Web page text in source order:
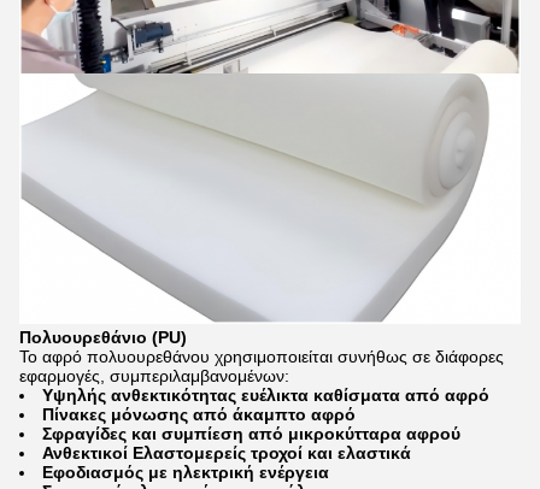
Πολυουρεθάνιο (PU)
Το αφρό πολυουρεθάνου χρησιμοποιείται συνήθως σε διάφορες
εφαρμογές, συμπεριλαμβανομένων:
Υψηλής ανθεκτικότητας ευέλικτα καθίσματα από αφρό
Πίνακες μόνωσης από άκαμπτο αφρό
Σφραγίδες και συμπίεση από μικροκύτταρα αφρού
Ανθεκτικοί Ελαστομερείς τροχοί και ελαστικά
Εφοδιασμός με ηλεκτρική ενέργεια